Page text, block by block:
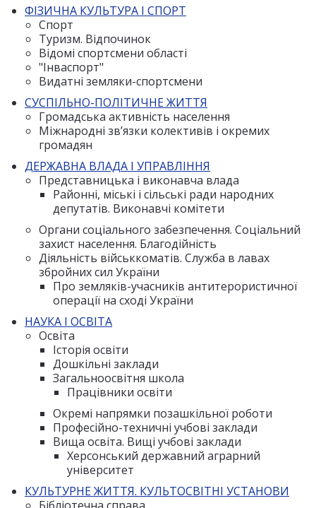
ФІЗИЧНА КУЛЬТУРА І СПОРТ
Спорт
Туризм. Відпочинок
Відомі спортсмени області
"Інваспорт"
Видатні земляки-спортсмени
СУСПІЛЬНО-ПОЛІТИЧНЕ ЖИТТЯ
Громадська активність населення
Міжнародні зв’язки колективів і окремих
громадян
ДЕРЖАВНА ВЛАДА І УПРАВЛІННЯ
Представницька і виконавча влада
Районні, міські і сільські ради народних
депутатів. Виконавчі комітети
Органи соціального забезпечення. Соціальний
захист населення. Благодійність
Діяльність військкоматів. Служба в лавах
збройних сил України
Про земляків-учасників антитерористичної
операції на сході України
НАУКА І ОСВІТА
Освіта
Історія освіти
Дошкільні заклади
Загальноосвітня школа
Працівники освіти
Окремі напрямки позашкільної роботи
Професійно-техничні учбові заклади
Вища освіта. Вищі учбові заклади
Херсонський державний аграрний
університет
КУЛЬТУРНЕ ЖИТТЯ. КУЛЬТОСВІТНІ УСТАНОВИ